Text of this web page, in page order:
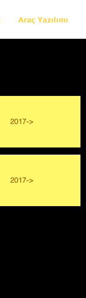
Araç Yazılımı
2017->
2017->